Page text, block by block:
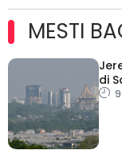
MESTI
di
di